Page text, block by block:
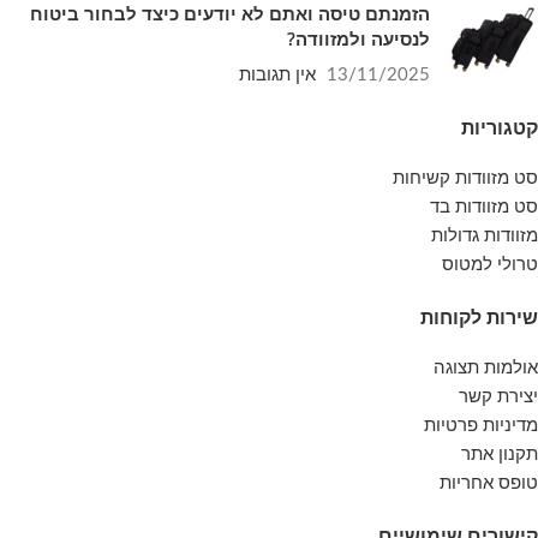
הזמנתם טיסה ואתם לא יודעים כיצד לבחור ביטוח
לנסיעה ולמזוודה?
13/11/2025 אין תגובות
קטגוריות
סט מזוודות קשיחות
סט מזוודות בד
מזוודות גדולות
טרולי למטוס
שירות לקוחות
אולמות תצוגה
יצירת קשר
מדיניות פרטיות
תקנון אתר
טופס אחריות